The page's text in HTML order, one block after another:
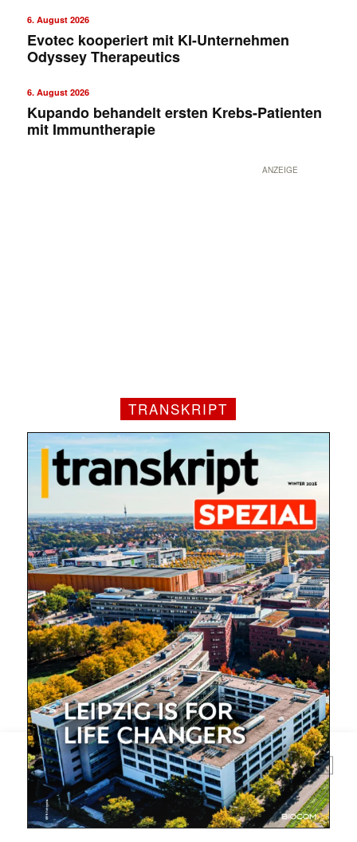
Mit dem |transkript-Newsletter
jede Woche aktuell informiert.
E-
Mail
(erforderlich)
6. August 2026
Evotec kooperiert mit KI-Unternehmen
Odyssey Therapeutics
6. August 2026
Kupando behandelt ersten Krebs-Patienten
mit Immuntherapie
ANZEIGE
TRANSKRIPT